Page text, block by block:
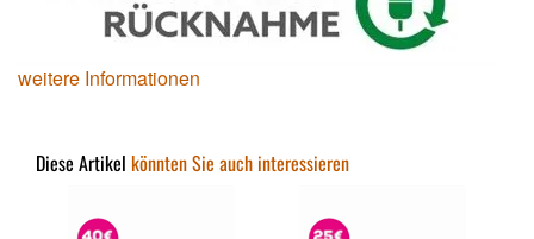
weitere Informationen
Diese Artikel könnten Sie auch interessieren